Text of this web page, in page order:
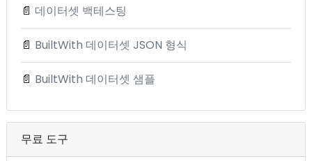
📄 데이터셋 백테스팅
📄 BuiltWith 데이터셋 JSON 형식
📄 BuiltWith 데이터셋 샘플
무료 도구